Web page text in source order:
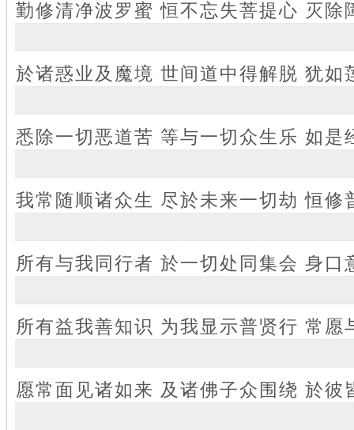
勤修清净波罗蜜 恒不忘失菩提心 灭除
於诸惑业及魔境 世间道中得解脱 犹如
悉除一切恶道苦 等与一切众生乐 如是
我常随顺诸众生 尽於未来一切劫 恒修
所有与我同行者 於一切处同集会 身
所有益我善知识 为我显示普贤行 常
愿常面见诸如来 及诸佛子众围绕 於彼